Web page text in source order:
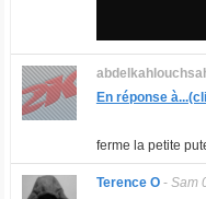
En réponse
ferme la petite
Terence O- Sam